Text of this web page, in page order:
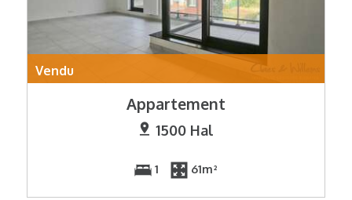
Vendu
Appartement
1500 Hal
1 61m²